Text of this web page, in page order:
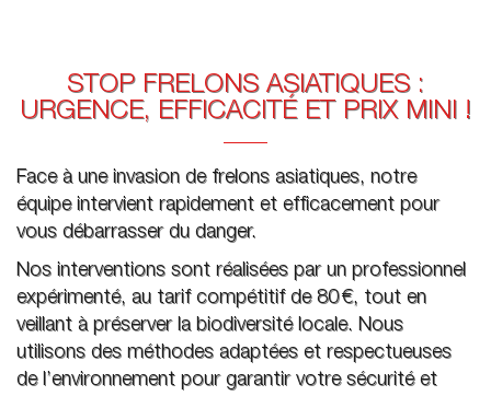
STOP FRELONS ASIATIQUES :
URGENCE, EFFICACITÉ ET PRIX MINI !
Face à une invasion de frelons asiatiques, notre
équipe intervient rapidement et efficacement pour
vous débarrasser du danger.
Nos interventions sont réalisées par un professionnel
expérimenté, au tarif compétitif de 80 €, tout en
veillant à préserver la biodiversité locale. Nous
utilisons des méthodes adaptées et respectueuses
de l’environnement pour garantir votre sécurité et